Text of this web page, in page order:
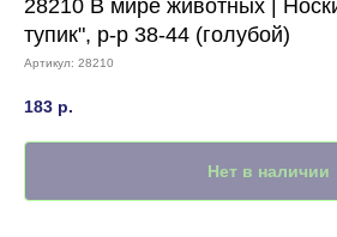
28210 В мире животных |
тупик", р-р 38-44 (голубой)
Артикул: 28210
183 р.
Нет в наличии